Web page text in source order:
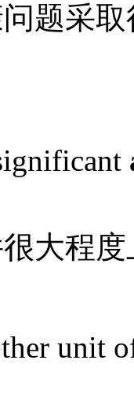
问题采取
很大程度
unit